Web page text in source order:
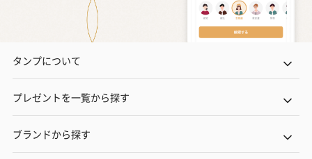
タンプについて
プレゼントを一覧から探す
ブランドから探す